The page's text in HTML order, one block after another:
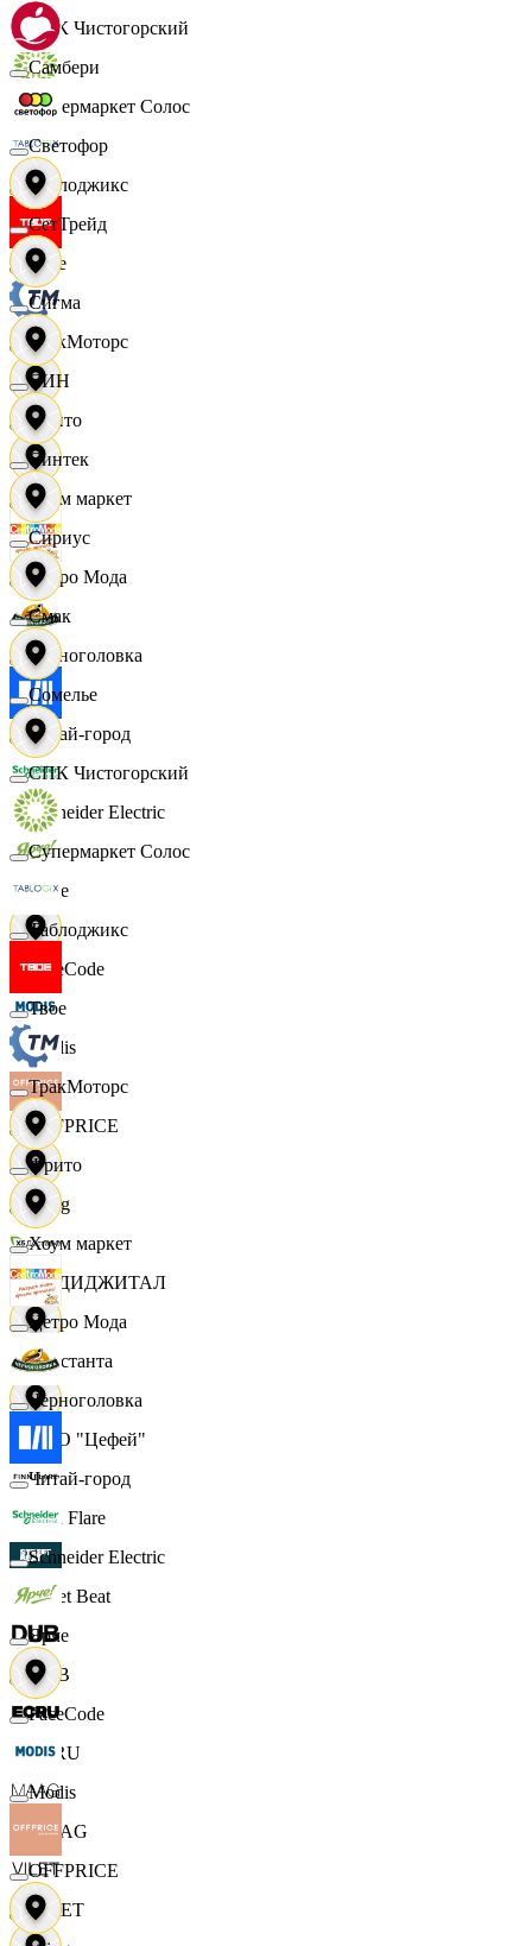
СПК Чистогорский
Супермаркет Солос
Таблоджикс
Твое
ТракМоторс
Фрито
Хоум маркет
Цетро Мода
Черноголовка
Читай-город
Schneider Electric
Ярче
FaceCode
Modis
OFFPRICE
string
X5 ДИДЖИТАЛ
Константа
ООО "Цефей"
Finn Flare
Street Beat
DUB
ECRU
MAAG
VILET
Самбери
Светофор
СетТрейд
Сигма
СИН
Синтек
Сириус
Смак
Сомелье
СПК Чистогорский
Супермаркет Солос
Таблоджикс
Твое
ТракМоторс
Фрито
Хоум маркет
Цетро Мода
Черноголовка
Читай-город
Schneider Electric
Ярче
FaceCode
Modis
OFFPRICE